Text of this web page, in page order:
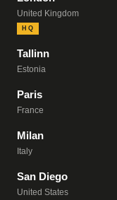
United Kingdom
HQ
Tallinn
Estonia
Paris
France
Milan
Italy
San Diego
United States